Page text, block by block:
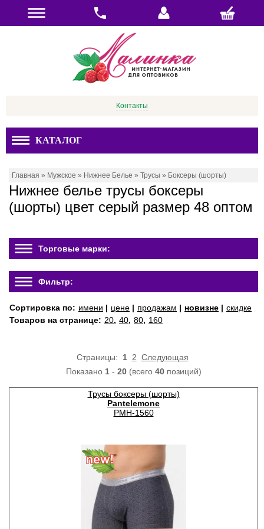
Контакты
КАТАЛОГ
Главная » Мужское » Нижнее Белье » Трусы » Боксеры (шорты)
Нижнее белье трусы боксеры
(шорты) цвет серый размер 48 оптом
Торговые марки:
Фильтр:
Сортировка по: имени | цене | продажам | новизне | скидке
Товаров на странице: 20, 40, 80, 160
Страницы: 1 2 Следующая
Показано 1- 20(всего 40позиций)
Трусы боксеры (шорты)
Pantelemone
PMH-1560